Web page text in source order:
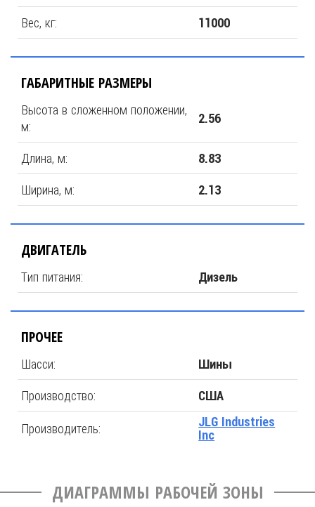
Вес, кг: 11000
ГАБАРИТНЫЕ РАЗМЕРЫ
Высота в сложенном положении,
м:
2.56
Длина, м: 8.83
Ширина, м: 2.13
ДВИГАТЕЛЬ
Тип питания: Дизель
ПРОЧЕЕ
Шасси: Шины
Производство: США
Производитель:
JLG Industries
Inc
ДИАГРАММЫ РАБОЧЕЙ ЗОНЫ